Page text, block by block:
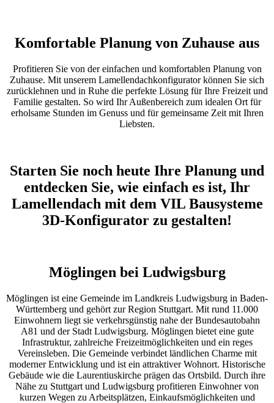
Komfortable Planung von Zuhause aus
Profitieren Sie von der einfachen und komfortablen Planung von
Zuhause. Mit unserem Lamellendachkonfigurator können Sie sich
zurücklehnen und in Ruhe die perfekte Lösung für Ihre Freizeit und
Familie gestalten. So wird Ihr Außenbereich zum idealen Ort für
erholsame Stunden im Genuss und für gemeinsame Zeit mit Ihren
Liebsten.
Starten Sie noch heute Ihre Planung und
entdecken Sie, wie einfach es ist, Ihr
Lamellendach mit dem VIL Bausysteme
3D-Konfigurator zu gestalten!
Möglingen bei Ludwigsburg
Möglingen ist eine Gemeinde im Landkreis Ludwigsburg in Baden-
Württemberg und gehört zur Region Stuttgart. Mit rund 11.000
Einwohnern liegt sie verkehrsgünstig nahe der Bundesautobahn
A81 und der Stadt Ludwigsburg. Möglingen bietet eine gute
Infrastruktur, zahlreiche Freizeitmöglichkeiten und ein reges
Vereinsleben. Die Gemeinde verbindet ländlichen Charme mit
moderner Entwicklung und ist ein attraktiver Wohnort. Historische
Gebäude wie die Laurentiuskirche prägen das Ortsbild. Durch ihre
Nähe zu Stuttgart und Ludwigsburg profitieren Einwohner von
kurzen Wegen zu Arbeitsplätzen, Einkaufsmöglichkeiten und